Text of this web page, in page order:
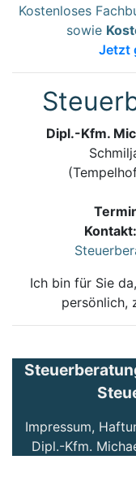
Kostenloses
sowie
Jetzt
Dipl.-Kfm.
Kontakt:
Ich bin für Sie
persönlich,
Impressum,
Dipl.-Kfm.